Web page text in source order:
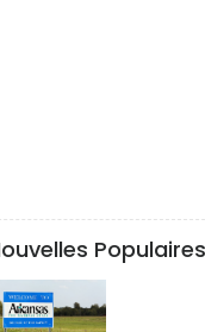
Populaires